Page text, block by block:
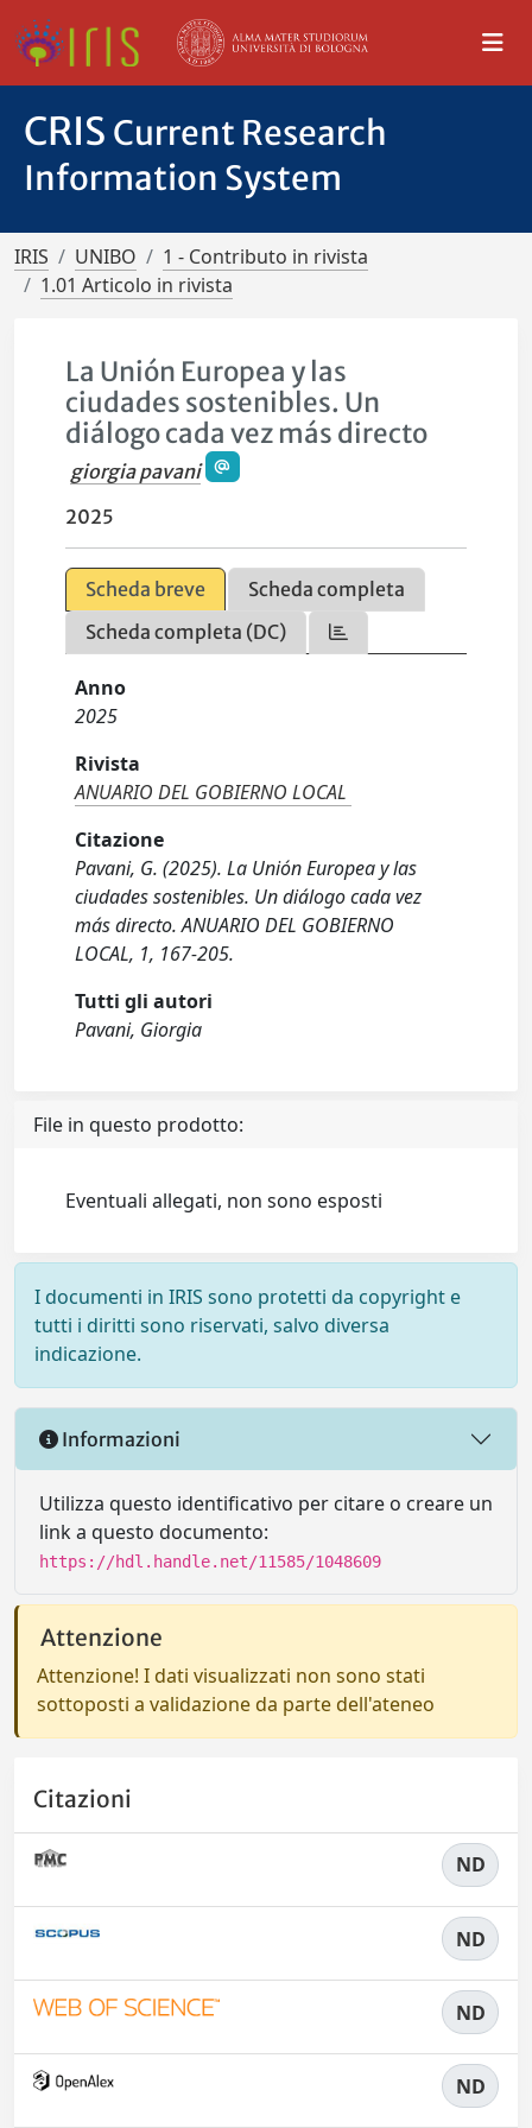
CRIS Current Research
Information System
IRIS UNIBO
1 - Contributo in rivista
1.01 Articolo in rivista
La Unión Europea y las
ciudades sostenibles. Un
diálogo cada vez más directo
giorgia pavani
2025
Scheda breve
Scheda completa
Scheda completa (DC)
Anno
2025
Rivista
ANUARIO DEL GOBIERNO LOCAL
Citazione
Pavani, G. (2025). La Unión Europea y las
ciudades sostenibles. Un diálogo cada vez
más directo. ANUARIO DEL GOBIERNO
LOCAL, 1, 167-205.
Tutti gli autori
Pavani, Giorgia
File in questo prodotto:
Eventuali allegati, non sono esposti
I documenti in IRIS sono protetti da copyright e
tutti i diritti sono riservati, salvo diversa
indicazione.
Informazioni
Utilizza questo identificativo per citare o creare un
link a questo documento:
https://hdl.handle.net/11585/1048609
Attenzione
Attenzione! I dati visualizzati non sono stati
sottoposti a validazione da parte dell'ateneo
Citazioni
ND
ND
ND
ND